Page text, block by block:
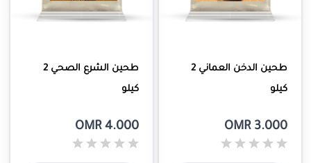
طحين الدخن العماني 2
كيلو
OMR 3.000
طحين الشرع الصحي 2
كيلو
OMR 4.000